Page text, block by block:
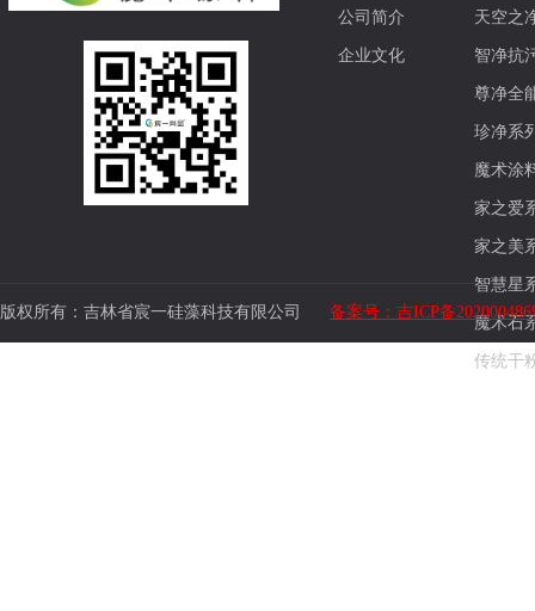
公司简介
企业文化
天空之
智净抗
尊净全
珍净系
魔术涂
家之爱
家之美
智慧星
魔术石
传统干
版权所有：吉林省宸一硅藻科技有限公司 备案号：吉ICP备